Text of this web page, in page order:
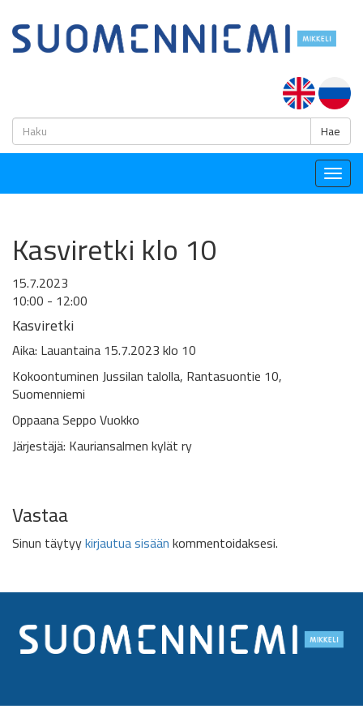
Hae
Kasviretki klo 10
15.7.2023
10:00 - 12:00
Kasviretki
Aika: Lauantaina 15.7.2023 klo 10
Kokoontuminen Jussilan talolla, Rantasuontie 10,
Suomenniemi
Oppaana Seppo Vuokko
Järjestäjä: Kauriansalmen kylät ry
Vastaa
Sinun täytyykirjautua sisäänkommentoidaksesi.